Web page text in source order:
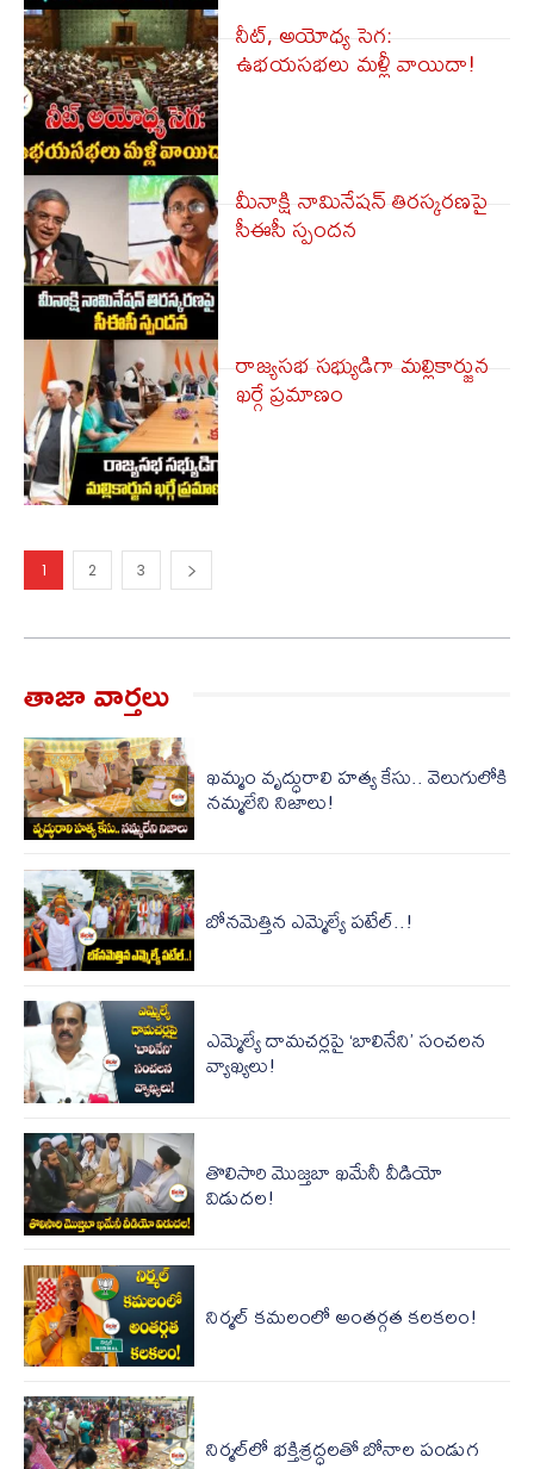
నీట్, అయోధ్య సెగ:
ఉభయసభలు మళ్లీ వాయిదా!
మీనాక్షి నామినేషన్ తిరస్కరణపై
సీఈసీ స్పందన
రాజ్యసభ సభ్యుడిగా మల్లికార్జున
ఖర్గే ప్రమాణం
1 2 3
తాజా వార్త‌లు
ఖమ్మం వృద్ధురాలి హత్య కేసు.. వెలుగులోకి
నమ్మలేని నిజాలు!
బోనమెత్తిన ఎమ్మెల్యే పటేల్..!
ఎమ్మెల్యే దామచర్లపై ‘బాలినేని’ సంచలన
వ్యాఖ్యలు!
తొలిసారి మొజ్త‌బా ఖ‌మేనీ వీడియో
విడుద‌ల‌!
నిర్మల్ కమలంలో అంతర్గత కలకలం!
నిర్మల్‌లో భక్తిశ్రద్ధలతో బోనాల పండుగ